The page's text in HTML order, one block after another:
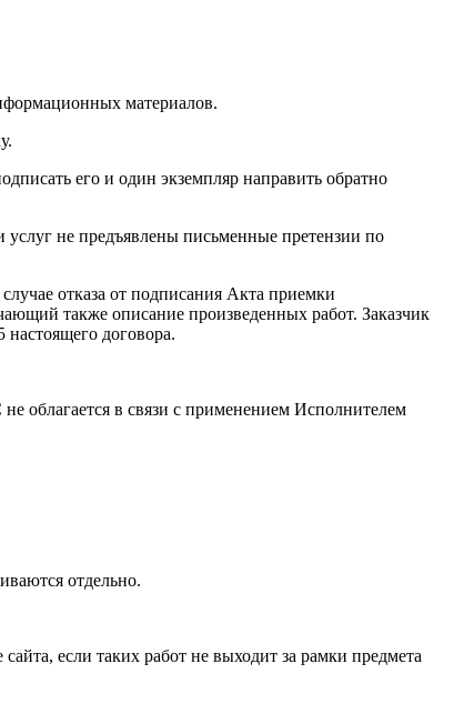
материалов.
его и один экземпляр направить обратно
не предъявлены письменные претензии по
отказа от подписания Акта приемки
также описание произведенных работ. Заказчик
договора.
облагается в связи с применением Исполнителем
отдельно.
если таких работ не выходит за рамки предмета